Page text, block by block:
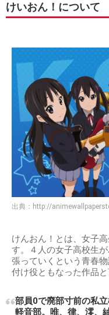
けいおん！について
出典： http://
けんおん！とは、女子
す。４人の女子高校生
張っていくという青春
付け役ともなった作品と
部員0で廃部寸前の私
軽音部。唯、律、澪、